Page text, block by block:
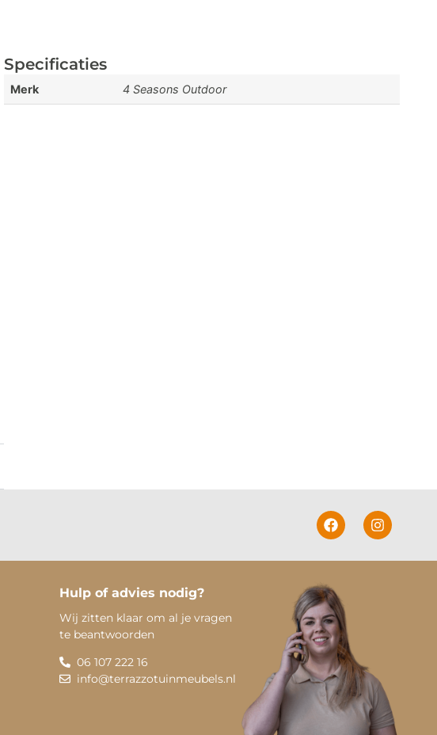
Specificaties
Merk 4 Seasons Outdoor
Hulp of advies nodig?
Wij zitten klaar om al je vragen
te beantwoorden
06 107 222 16
info@terrazzotuinmeubels.nl